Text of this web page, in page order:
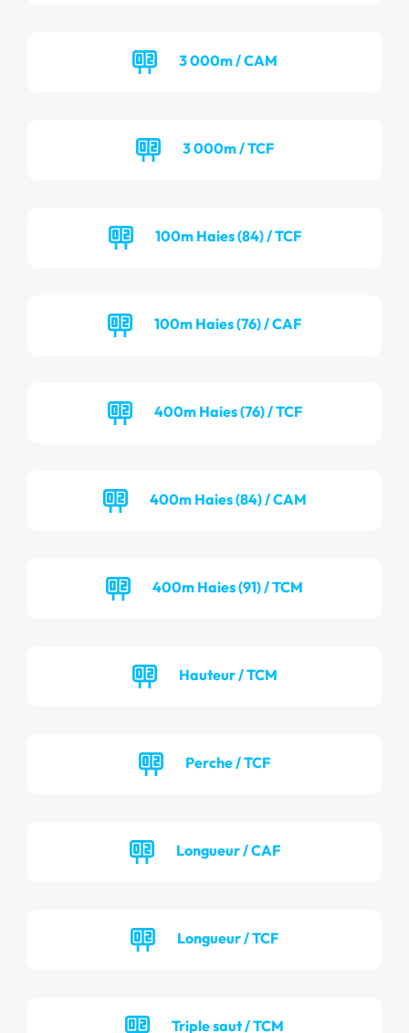
3 000m / CAM
3 000m / TCF
100m Haies (84) / TCF
100m Haies (76) / CAF
400m Haies (76) / TCF
400m Haies (84) / CAM
400m Haies (91) / TCM
Hauteur / TCM
Perche / TCF
Longueur / CAF
Longueur / TCF
Triple saut / TCM